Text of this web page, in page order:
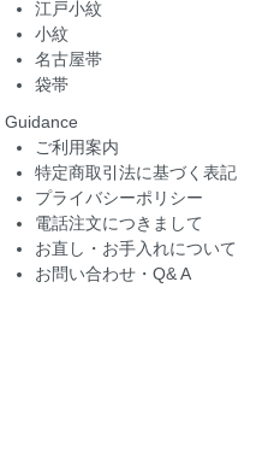
江戸小紋
小紋
名古屋帯
袋帯
Guidance
ご利用案内
特定商取引法に基づく表記
プライバシーポリシー
電話注文につきまして
お直し・お手入れについて
お問い合わせ・Q& A